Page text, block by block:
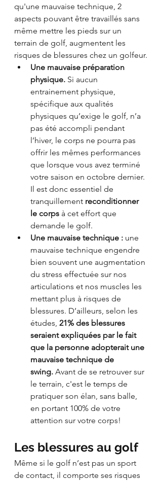
qu'une mauvaise technique, 2
aspects pouvant être travaillés sans
même mettre les pieds sur un
terrain de golf, augmentent les
risques de blessures chez un golfeur.
Une mauvaise préparation
physique. Si aucun
entrainement physique,
spécifique aux qualités
physiques qu’exige le golf, n’a
pas été accompli pendant
l’hiver, le corps ne pourra pas
offrir les mêmes performances
que lorsque vous avez terminé
votre saison en octobre dernier.
Il est donc essentiel de
tranquillement reconditionner
le corps à cet effort que
demande le golf.
Une mauvaise technique : une
mauvaise technique engendre
bien souvent une augmentation
du stress effectuée sur nos
articulations et nos muscles les
mettant plus à risques de
blessures. D’ailleurs, selon les
études, 21% des blessures
seraient expliquées par le fait
que la personne adopterait une
mauvaise technique de
swing. Avant de se retrouver sur
le terrain, c'est le temps de
pratiquer son élan, sans balle,
en portant 100% de votre
attention sur votre corps!
Les blessures au golf
Même si le golf n’est pas un sport
de contact, il comporte ses risques